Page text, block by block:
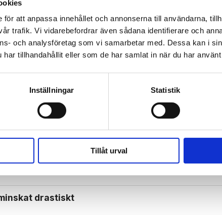
för att anpassa innehållet och annonserna till användarna,
trafik. Vi vidarebefordrar även sådana identifierare och
och analysföretag som vi samarbetar med. Dessa kan i
har tillhandahållit eller som de har samlat in när du har
Inställningar Statistik
Tillåt urval
Mina Sidor
– läste Bibeln i 144 timmar
han sökte vård för ångest – ”blev hånad”
drastiskt